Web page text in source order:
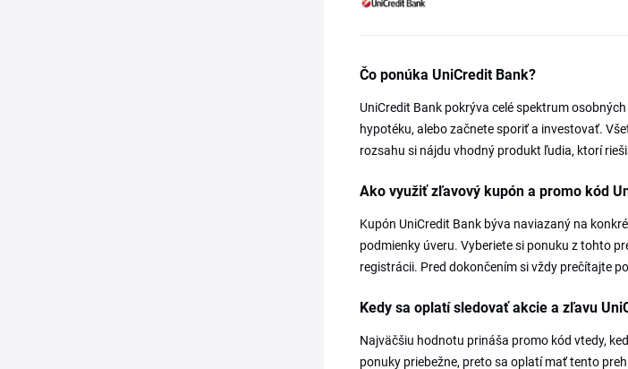
Čo ponúka UniCredit Bank?
UniCredit Bank pokrýva celé spektrum
hypotéku, alebo začnete sporiť a investovať.
rozsahu si nájdu vhodný produkt ľudia, ktorí
Ako využiť zľavový kupón a promo kód
Kupón UniCredit Bank býva naviazaný na
podmienky úveru. Vyberiete si ponuku z tohto
registrácii. Pred dokončením si vždy prečítajte
Kedy sa oplatí sledovať akcie a zľavu
Najväčšiu hodnotu prináša promo kód vtedy,
ponuky priebežne, preto sa oplatí mať tento